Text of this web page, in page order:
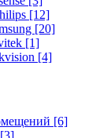
[12]
[20]
[1]
[4]
[6]
[3]